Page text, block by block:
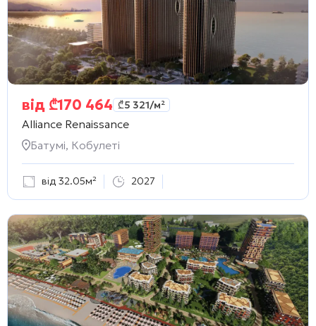
від ₾170 464 ₾5 321/м²
Alliance Renaissance
Батумі, Кобулеті
від 32.05м² 2027